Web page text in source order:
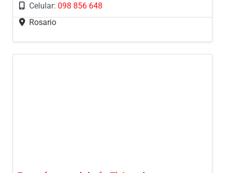
Celular: 098 856 648
Rosario